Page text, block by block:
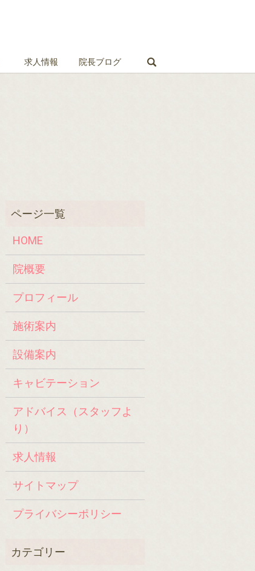
求人情報 院長ブログ
HOME
院概要
プロフィール
施術案内
設備案内
キャビテーション
アドバイス（スタッフよ
り）
求人情報
サイトマップ
プライバシーポリシー